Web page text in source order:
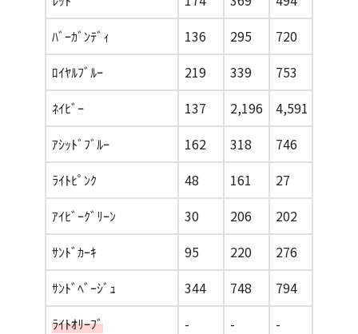
ﾊﾞｰｶﾞﾝﾃﾞｨ
136 295 720
ﾛｲﾔﾙﾌﾞﾙｰ
219 339 753
ﾈｲﾋﾞｰ
137 2,196 4,591
ｱｼｯﾄﾞﾌﾞﾙｰ
162 318 746
ﾗｲﾄﾋﾟﾝｸ
48 161 27
ｱｲﾋﾞｰｸﾞﾘｰﾝ
30 206 202
ｻﾝﾄﾞｶｰｷ
95 220 276
ｻﾝﾄﾞﾍﾞｰｼﾞｭ
344 748 794
ﾗｲﾄｵﾘｰﾌﾞ
- - -